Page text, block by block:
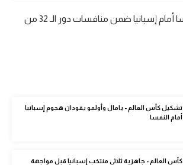
ويلعب منتخب النمسا أمام إسبانيا ضمن منافسات دور الـ 32 من
تشكيل كأس العالم - يامال وأولمو يقودان هجوم إسبانيا
أمام النمسا
كأس العالم - جاهزية ثلاثي منتخب إسبانيا قبل مواجهة